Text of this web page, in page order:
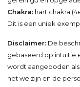
Chakra: hart chakra
Dit is een uniek
Disclaimer: De
gebaseerd op intuïtie
wordt aangeboden
het welzijn en de